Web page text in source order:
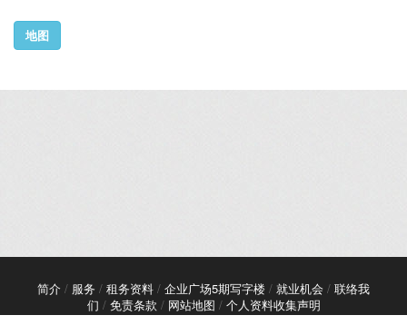
地图
简介 / 服务 / 租务资料 / 企业广场5期写字楼 / 就业机会 / 联络我
们 / 免责条款 / 网站地图 / 个人资料收集声明